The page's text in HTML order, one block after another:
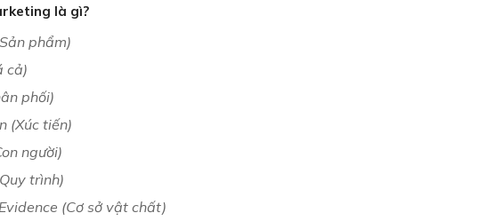
là gì?
phẩm)
cả)
phối)
(Xúc tiến)
người)
trình)
(Cơ sở vật chất)